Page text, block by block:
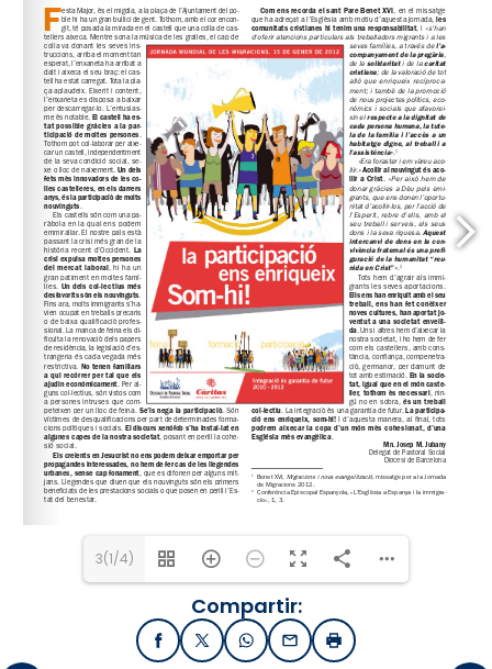
3(1/4)
Compartir:
FacebookX / TwitterWhatsApp
EmailImprimir